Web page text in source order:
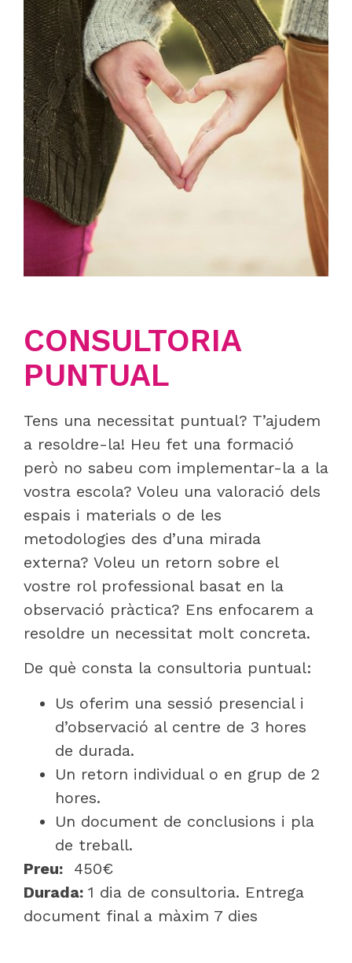
CONSULTORIA
PUNTUAL
Tens una necessitat puntual? T’ajudem
a resoldre-la! Heu fet una formació
però no sabeu com implementar-la a la
vostra escola? Voleu una valoració dels
espais i materials o de les
metodologies des d’una mirada
externa? Voleu un retorn sobre el
vostre rol professional basat en la
observació pràctica? Ens enfocarem a
resoldre un necessitat molt concreta.
De què consta la consultoria puntual:
Us oferim una sessió presencial i
d’observació al centre de 3 hores
de durada.
Un retorn individual o en grup de 2
hores.
Un document de conclusions i pla
de treball.
Preu: 450€
Durada: 1 dia de consultoria. Entrega
document final a màxim 7 dies